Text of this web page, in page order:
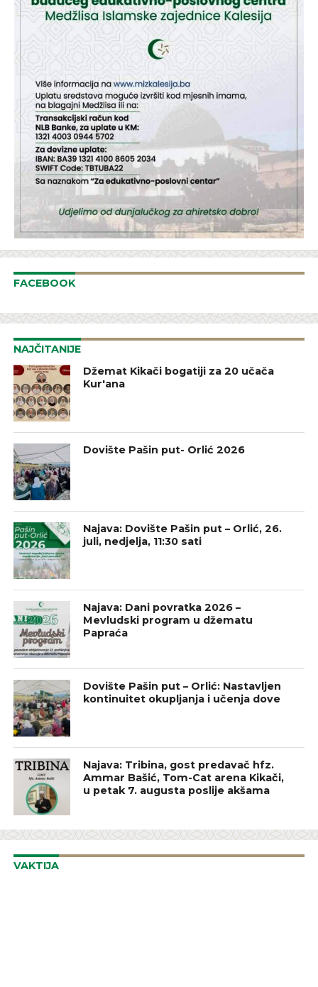
FACEBOOK
NAJČITANIJE
Džemat Kikači bogatiji za 20 učača
Kur'ana
Dovište Pašin put- Orlić 2026
Najava: Dovište Pašin put – Orlić, 26.
juli, nedjelja, 11:30 sati
Najava: Dani povratka 2026 –
Mevludski program u džematu
Papraća
Dovište Pašin put – Orlić: Nastavljen
kontinuitet okupljanja i učenja dove
Najava: Tribina, gost predavač hfz.
Ammar Bašić, Tom-Cat arena Kikači,
u petak 7. augusta poslije akšama
VAKTIJA